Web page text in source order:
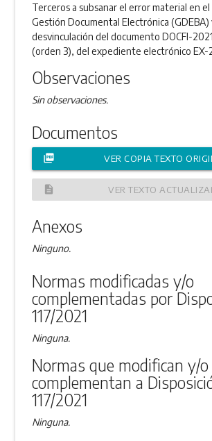
Terceros a subsanar el error material en el
Gestión Documental Electrónica (GDEBA)
desvinculación del documento DOCFI-
(orden 3), del expediente electrónico EX-
Observaciones
Sin observaciones.
Documentos
picture_as_pdf VER COPIA TEXTO
description VER TEXTO
Anexos
Ninguno.
Normas modificadas y/o
complementadas por
117/2021
Ninguna.
Normas que modifican y/o
complementan a
117/2021
Ninguna.